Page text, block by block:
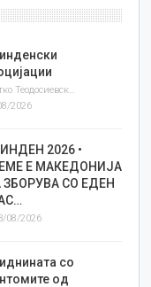
Златко Теодосиевски
2026
2026 •
Е МАКЕДОНИЈА
ЗБОРУВА СО ЕДЕН
08/2026
со
од